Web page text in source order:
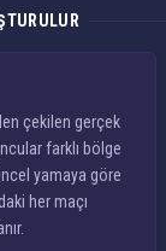
çekilen gerçek
farklı bölge
yamaya göre
her maçı